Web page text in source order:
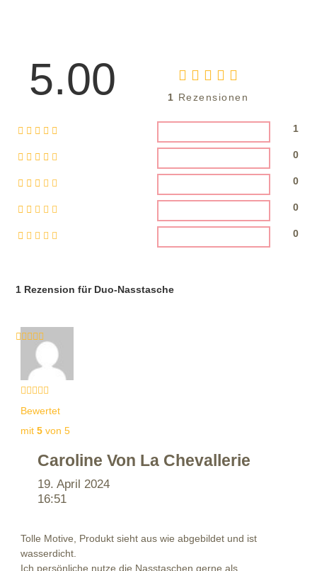
1 Rezension für Duo-Nasstasche
Bewertet
mit5 von 5
Caroline Von La Chevallerie
19. April 2024
16:51
Tolle Motive, Produkt sieht aus wie abgebildet und ist
wasserdicht.
Ich persönliche nutze die Nasstaschen gerne als
5.00 1 Rezensionen
1
0
0
0
0